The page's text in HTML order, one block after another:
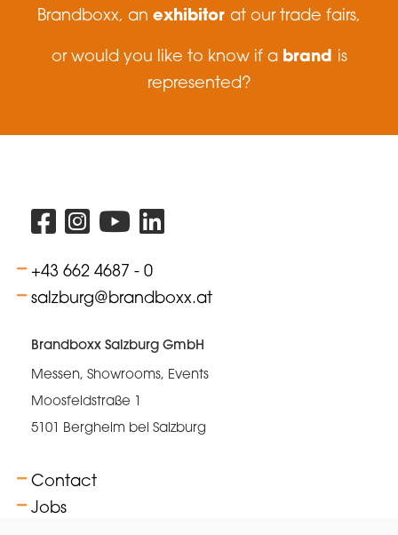
Brandboxx, an exhibitor at our trade fairs,
or would you like to know if a brand is
represented?
+43 662 4687 - 0
salzburg@brandboxx.at
Brandboxx Salzburg GmbH
Messen, Showrooms, Events
Moosfeldstraße 1
5101 Bergheim bei Salzburg
Contact
Jobs